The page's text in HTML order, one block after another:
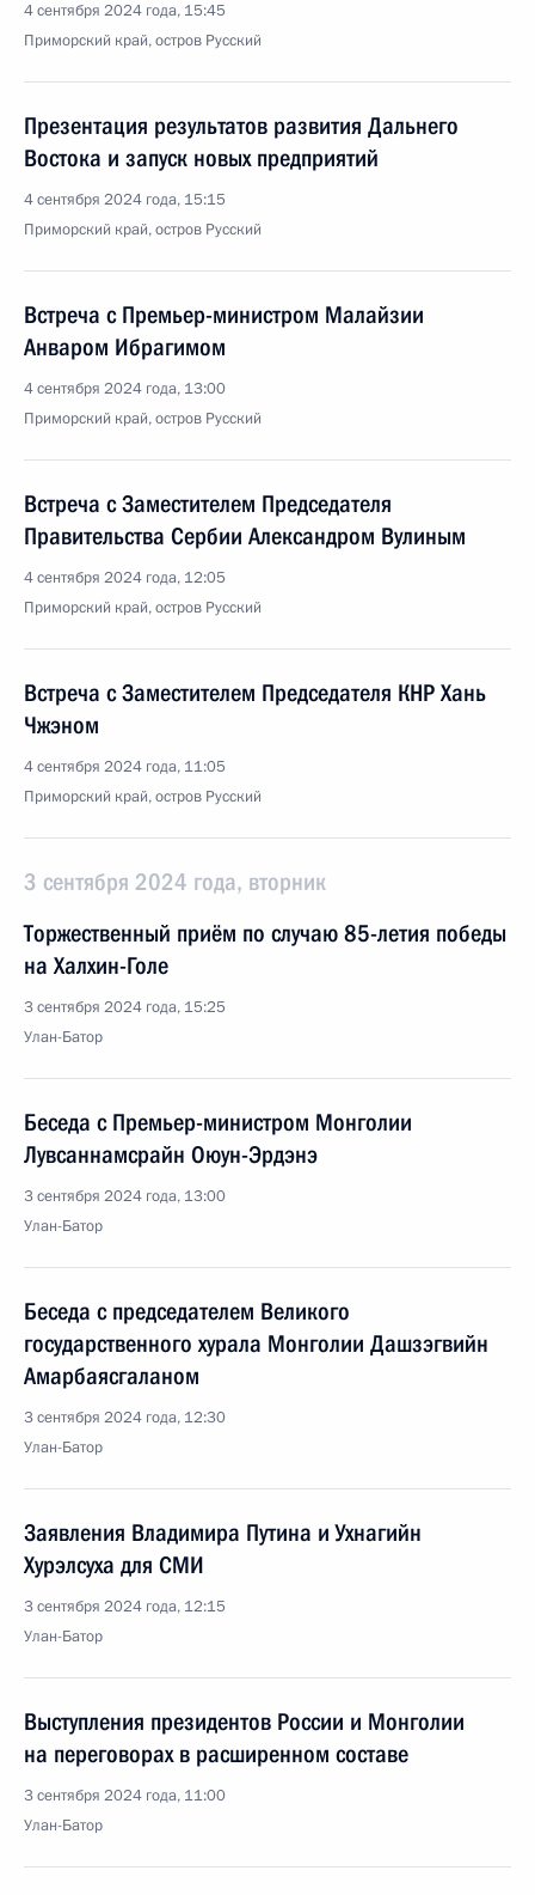
4 сентября 2024 года, 15:45
Приморский край, остров Русский
Презентация результатов развития Дальнего
Востока и запуск новых предприятий
4 сентября 2024 года, 15:15
Приморский край, остров Русский
Встреча с Премьер-министром Малайзии
Анваром Ибрагимом
4 сентября 2024 года, 13:00
Приморский край, остров Русский
Встреча с Заместителем Председателя
Правительства Сербии Александром Вулиным
4 сентября 2024 года, 12:05
Приморский край, остров Русский
Встреча с Заместителем Председателя КНР Хань
Чжэном
4 сентября 2024 года, 11:05
Приморский край, остров Русский
3 сентября 2024 года, вторник
Торжественный приём по случаю 85-летия победы
на Халхин-Голе
3 сентября 2024 года, 15:25
Улан-Батор
Беседа с Премьер-министром Монголии
Лувсаннамсрайн Оюун-Эрдэнэ
3 сентября 2024 года, 13:00
Улан-Батор
Беседа с председателем Великого
государственного хурала Монголии Дашзэгвийн
Амарбаясгаланом
3 сентября 2024 года, 12:30
Улан-Батор
Заявления Владимира Путина и Ухнагийн
Хурэлсуха для СМИ
3 сентября 2024 года, 12:15
Улан-Батор
Выступления президентов России и Монголии
на переговорах в расширенном составе
3 сентября 2024 года, 11:00
Улан-Батор